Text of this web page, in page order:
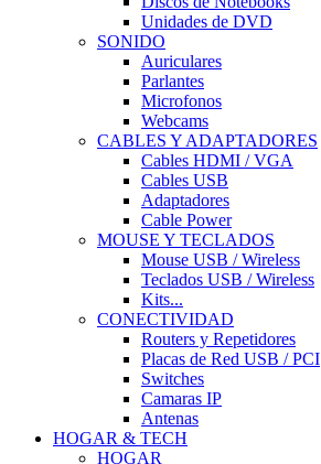
Unidades de DVD
SONIDO
Auriculares
Parlantes
Microfonos
Webcams
CABLES Y ADAPTADORES
Cables HDMI / VGA
Cables USB
Adaptadores
Cable Power
MOUSE Y TECLADOS
Mouse USB / Wireless
Teclados USB / Wireless
Kits...
CONECTIVIDAD
Routers y Repetidores
Placas de Red USB / PCI
Switches
Camaras IP
Antenas
HOGAR & TECH
HOGAR